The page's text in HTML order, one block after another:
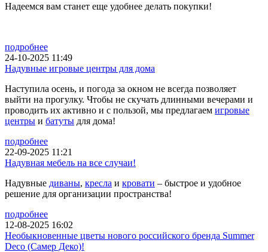
Надеемся вам станет еще удобнее делать покупки!
подробнее
24-10-2025 11:49
Надувные игровые центры для дома
Наступила осень, и погода за окном не всегда позволяет
выйти на прогулку. Чтобы не скучать длинными вечерами и
проводить их активно и с пользой, мы предлагаем игровые
центры и батуты для дома!
подробнее
22-09-2025 11:21
Надувная мебель на все случаи!
Надувные диваны, кресла и кровати – быстрое и удобное
решение для организации пространства!
подробнее
12-08-2025 16:02
Необыкновенные цветы нового российского бренда Summer
Deco (Самер Деко)!